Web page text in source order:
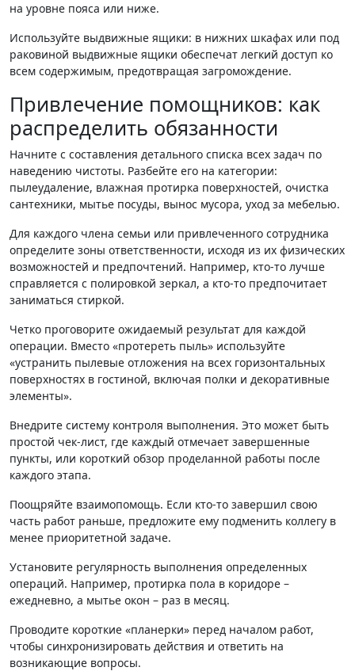
на уровне пояса или ниже.
Используйте выдвижные ящики: в нижних шкафах или под
раковиной выдвижные ящики обеспечат легкий доступ ко
всем содержимым, предотвращая загромождение.
Привлечение помощников: как
распределить обязанности
Начните с составления детального списка всех задач по
наведению чистоты. Разбейте его на категории:
пылеудаление, влажная протирка поверхностей, очистка
сантехники, мытье посуды, вынос мусора, уход за мебелью.
Для каждого члена семьи или привлеченного сотрудника
определите зоны ответственности, исходя из их физических
возможностей и предпочтений. Например, кто-то лучше
справляется с полировкой зеркал, а кто-то предпочитает
заниматься стиркой.
Четко проговорите ожидаемый результат для каждой
операции. Вместо «протереть пыль» используйте
«устранить пылевые отложения на всех горизонтальных
поверхностях в гостиной, включая полки и декоративные
элементы».
Внедрите систему контроля выполнения. Это может быть
простой чек-лист, где каждый отмечает завершенные
пункты, или короткий обзор проделанной работы после
каждого этапа.
Поощряйте взаимопомощь. Если кто-то завершил свою
часть работ раньше, предложите ему подменить коллегу в
менее приоритетной задаче.
Установите регулярность выполнения определенных
операций. Например, протирка пола в коридоре –
ежедневно, а мытье окон – раз в месяц.
Проводите короткие «планерки» перед началом работ,
чтобы синхронизировать действия и ответить на
возникающие вопросы.